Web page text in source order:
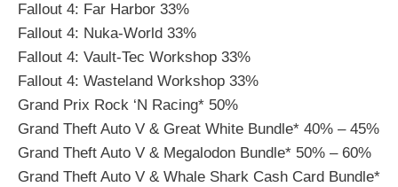
Fallout 4: Far Harbor 33%
Fallout 4: Nuka-World 33%
Fallout 4: Vault-Tec Workshop 33%
Fallout 4: Wasteland Workshop 33%
Grand Prix Rock ‘N Racing* 50%
Grand Theft Auto V & Great White Bundle* 40% – 45%
Grand Theft Auto V & Megalodon Bundle* 50% – 60%
Grand Theft Auto V & Whale Shark Cash Card Bundle*